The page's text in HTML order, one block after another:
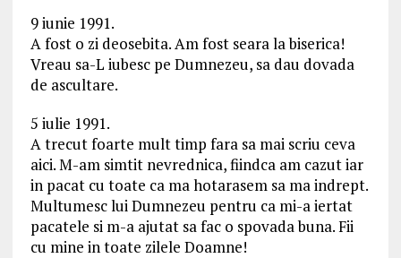
9 iunie 1991.
A fost o zi deosebita. Am fost seara la biserica!
Vreau sa-L iubesc pe Dumnezeu, sa dau dovada
de ascultare.
5 iulie 1991.
A trecut foarte mult timp fara sa mai scriu ceva
aici. M-am simtit nevrednica, fiindca am cazut iar
in pacat cu toate ca ma hotarasem sa ma indrept.
Multumesc lui Dumnezeu pentru ca mi-a iertat
pacatele si m-a ajutat sa fac o spovada buna. Fii
cu mine in toate zilele Doamne!